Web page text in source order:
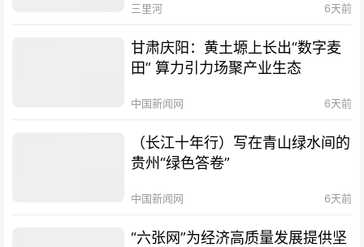
三里河 6天前
甘肃庆阳：黄土塬上长出“数字麦
田” 算力引力场聚产业生态
中国新闻网 6天前
（长江十年行）写在青山绿水间的
贵州“绿色答卷”
中国新闻网 6天前
“六张网”为经济高质量发展提供坚